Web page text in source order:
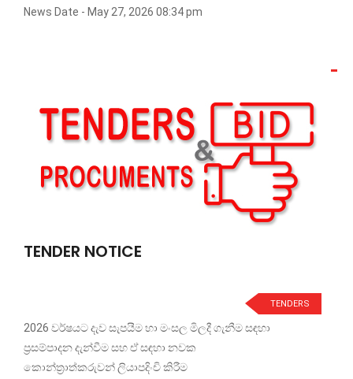
News Date - May 27, 2026 08:34 pm
TENDER NOTICE
TENDERS
2026 වර්ෂයට දැව සැපයීම හා මංසල මිලදී ගැනීම සඳහා
ප්‍රසම්පාදන දැන්වීම සහ ඒ සඳහා නවක
කොන්ත්‍රාත්කරුවන් ලියාපදිංචි කිරීම